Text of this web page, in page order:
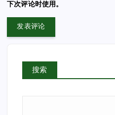
下次评论时使用。
搜索